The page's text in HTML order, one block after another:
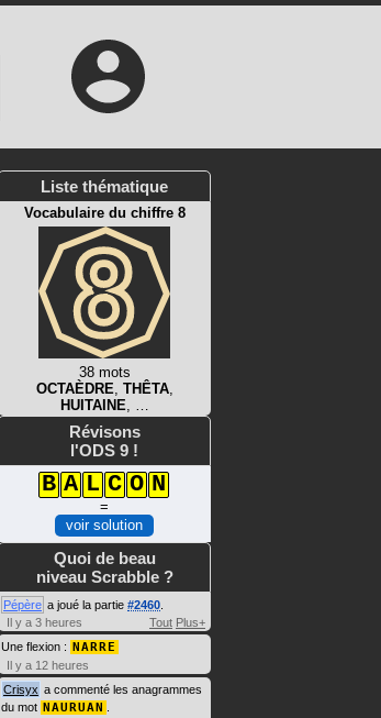
Liste thématique
Vocabulaire du chiffre 8
38 mots
OCTAÈDRE, THÊTA,
HUITAINE, …
Révisons
l'ODS 9 !
B A L C O N
=
voir solution
Quoi de beau
niveau Scrabble ?
Pépère a joué la partie #2460
Il y a 3 heures
Tout Plus+
Une flexion : NARRE
Il y a 12 heures
Crisyx a commenté les anagrammes
du mot NAURUAN